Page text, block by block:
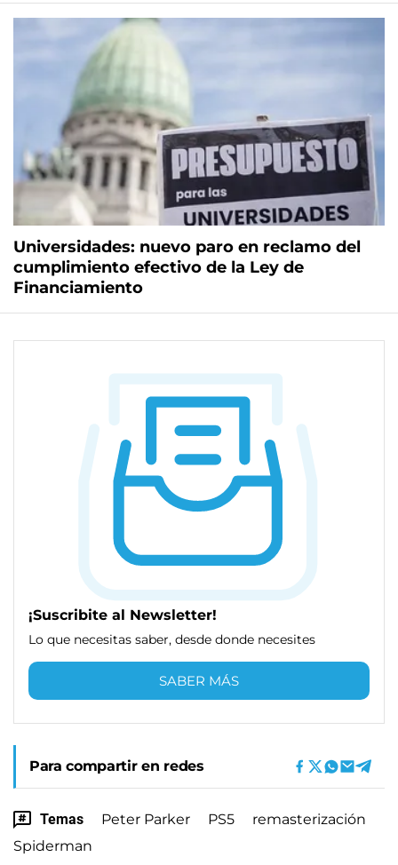
Universidades: nuevo paro en reclamo del
cumplimiento efectivo de la Ley de
Financiamiento
¡Suscribite al Newsletter!
Lo que necesitas saber, desde donde necesites
SABER MÁS
Para compartir en redes
Temas Peter Parker PS5
remasterización
Spiderman